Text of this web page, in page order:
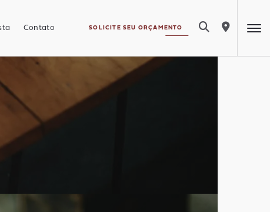
Contato SOLICITE SEU ORÇAMENTO
Akafloor